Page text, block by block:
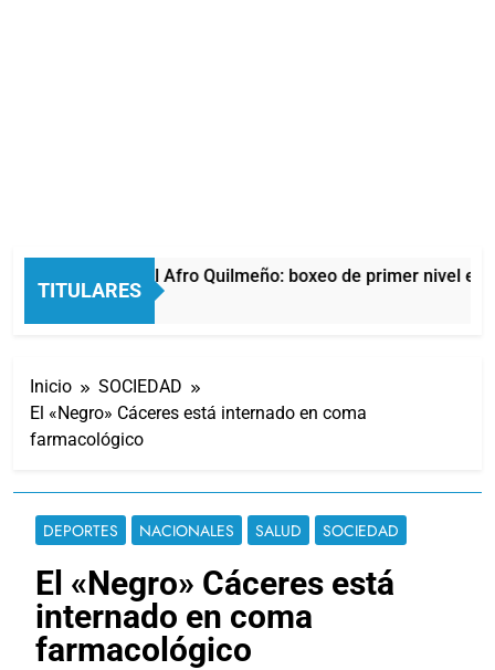
TITULARES
La noche del Afro Quilmeño: boxeo de primer nivel en
6 Horas Atrás
Inicio
SOCIEDAD
El «Negro» Cáceres está internado en coma
farmacológico
DEPORTES NACIONALES SALUD SOCIEDAD
El «Negro» Cáceres está
internado en coma
farmacológico